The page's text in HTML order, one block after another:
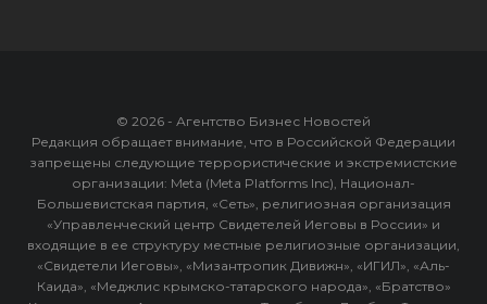
© 2026 - Агентство Бизнес Новостей
Редакция обращает внимание, что в Российской Федерации
запрещены следующие террористические и экстремистские
организации: Meta (Meta Platforms Inc), Национал-
Большевистская партия, «Сеть», религиозная организация
«Управленческий центр Свидетелей Иеговы в России» и
входящие в ее структуру местные религиозные организации,
«Свидетели Иеговы», «Мизантропик Дивижн», «ИГИЛ», «Аль-
Каида», «Меджлис крымско-татарского народа», «Братство»